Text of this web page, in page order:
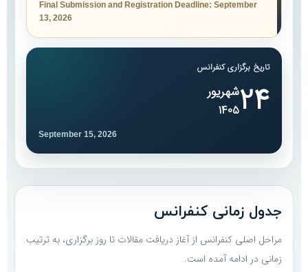
Final Submission and Registration Deadline: September
13, 2026
تاریخ برگزاری کنفرانس
24شهریور
1405
September 15, 2026
جدول زمانی کنفرانس
مراحل اصلی کنفرانس از آغاز دریافت مقالات تا روز برگزاری، به ترتیب
زمانی در ادامه آمده است.